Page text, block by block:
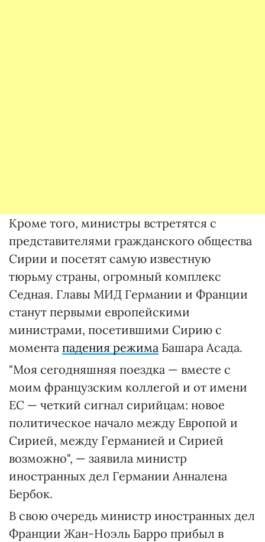
Кроме того, министры встретятся с
представителями гражданского общества
Сирии и посетят самую известную
тюрьму страны, огромный комплекс
Седная. Главы МИД Германии и Франции
станут первыми европейскими
министрами, посетившими Сирию с
момента падения режима Башара Асада.
"Моя сегодняшняя поездка — вместе с
моим французским коллегой и от имени
ЕС — четкий сигнал сирийцам: новое
политическое начало между Европой и
Сирией, между Германией и Сирией
возможно", — заявила министр
иностранных дел Германии Анналена
Бербок.
В свою очередь министр иностранных дел
Франции Жан-Ноэль Барро прибыл в